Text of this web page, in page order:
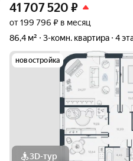
41 707 520 ₽
от 199 796 ₽ в месяц
86,4 м²
3-комн. квартира 4
новостройка
3D-тур